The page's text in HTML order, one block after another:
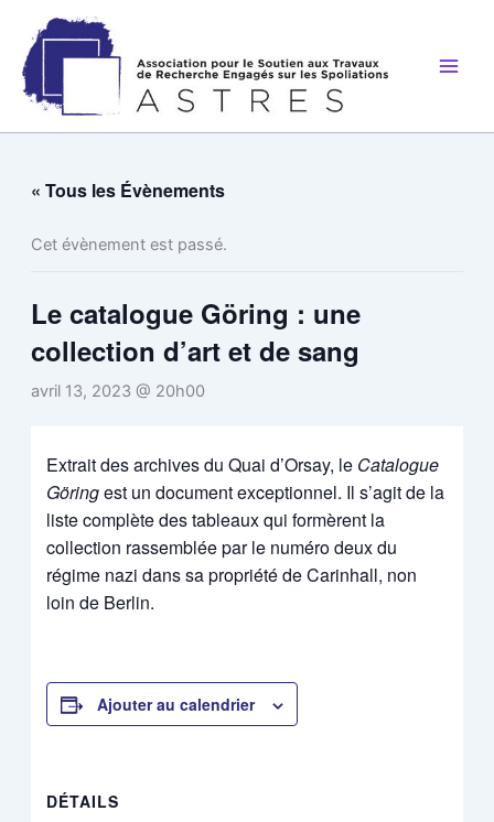
contenu
« Tous les Évènements
Cet évènement est passé.
Le catalogue Göring : une
collection d’art et de sang
avril 13, 2023 @ 20h00
Extrait des archives du Quai d’Orsay, le Catalogue
Göringest un document exceptionnel. Il s’agit de la
liste complète des tableaux qui formèrent la
collection rassemblée par le numéro deux du
régime nazi dans sa propriété de Carinhall, non
loin de Berlin.
Ajouter au calendrier
DÉTAILS